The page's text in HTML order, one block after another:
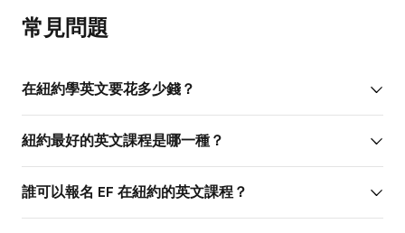
常見問題
在紐約學英文要花多少錢？
紐約最好的英文課程是哪一種？
誰可以報名 EF 在紐約的英文課程？